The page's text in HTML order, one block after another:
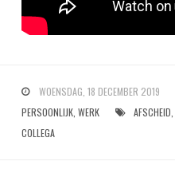
WOENSDAG, 18 DECEMBER 2019
PERSOONLIJK, WERK AFSCHEID
COLLEGA